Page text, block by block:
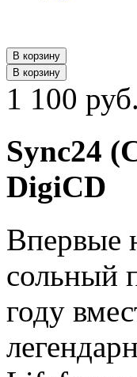
В корзину
В корзину
1 100 руб.
Sync24
DigiCD
Впервые
сольный
году